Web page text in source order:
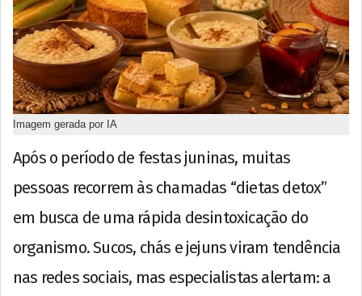
Imagem gerada por IA
Após o período de festas juninas, muitas
pessoas recorrem às chamadas “dietas detox”
em busca de uma rápida desintoxicação do
organismo. Sucos, chás e jejuns viram tendência
nas redes sociais, mas especialistas alertam: a